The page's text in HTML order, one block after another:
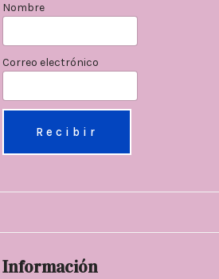
Nombre
Correo electrónico
Información